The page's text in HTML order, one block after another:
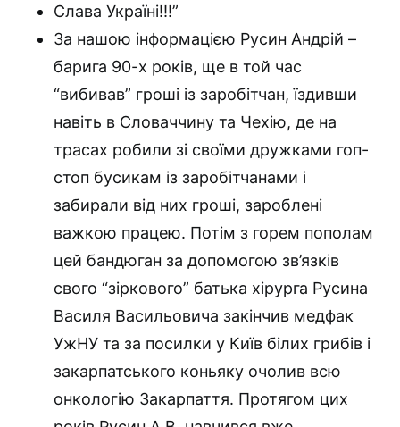
Слава Україні!!!”
За нашою інформацією Русин Андрій –
барига 90-х років, ще в той час
“вибивав” гроші із заробітчан, їздивши
навіть в Словаччину та Чехію, де на
трасах робили зі своїми дружками гоп-
стоп бусикам із заробітчанами і
забирали від них гроші, зароблені
важкою працею. Потім з горем пополам
цей бандюган за допомогою зв’язків
свого “зіркового” батька хірурга Русина
Василя Васильовича закінчив медфак
УжНУ та за посилки у Київ білих грибів і
закарпатського коньяку очолив всю
онкологію Закарпаття. Протягом цих